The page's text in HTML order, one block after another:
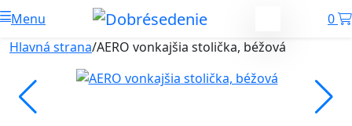
Menu
0
Hlavná strana/AERO vonkajšia stolička, béžová